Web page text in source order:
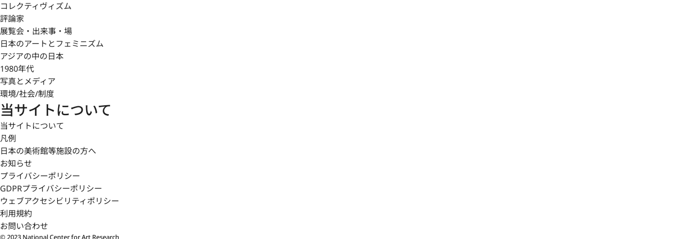
コレクティヴィズム
評論家
展覧会・出来事・場
日本のアートとフェミニズム
アジアの中の日本
1980年代
写真とメディア
環境/社会/制度
当サイトについて
当サイトについて
凡例
日本の美術館等施設の方へ
お知らせ
プライバシーポリシー
GDPRプライバシーポリシー
ウェブアクセシビリティポリシー
利用規約
お問い合わせ
© 2023 National Center for Art Research